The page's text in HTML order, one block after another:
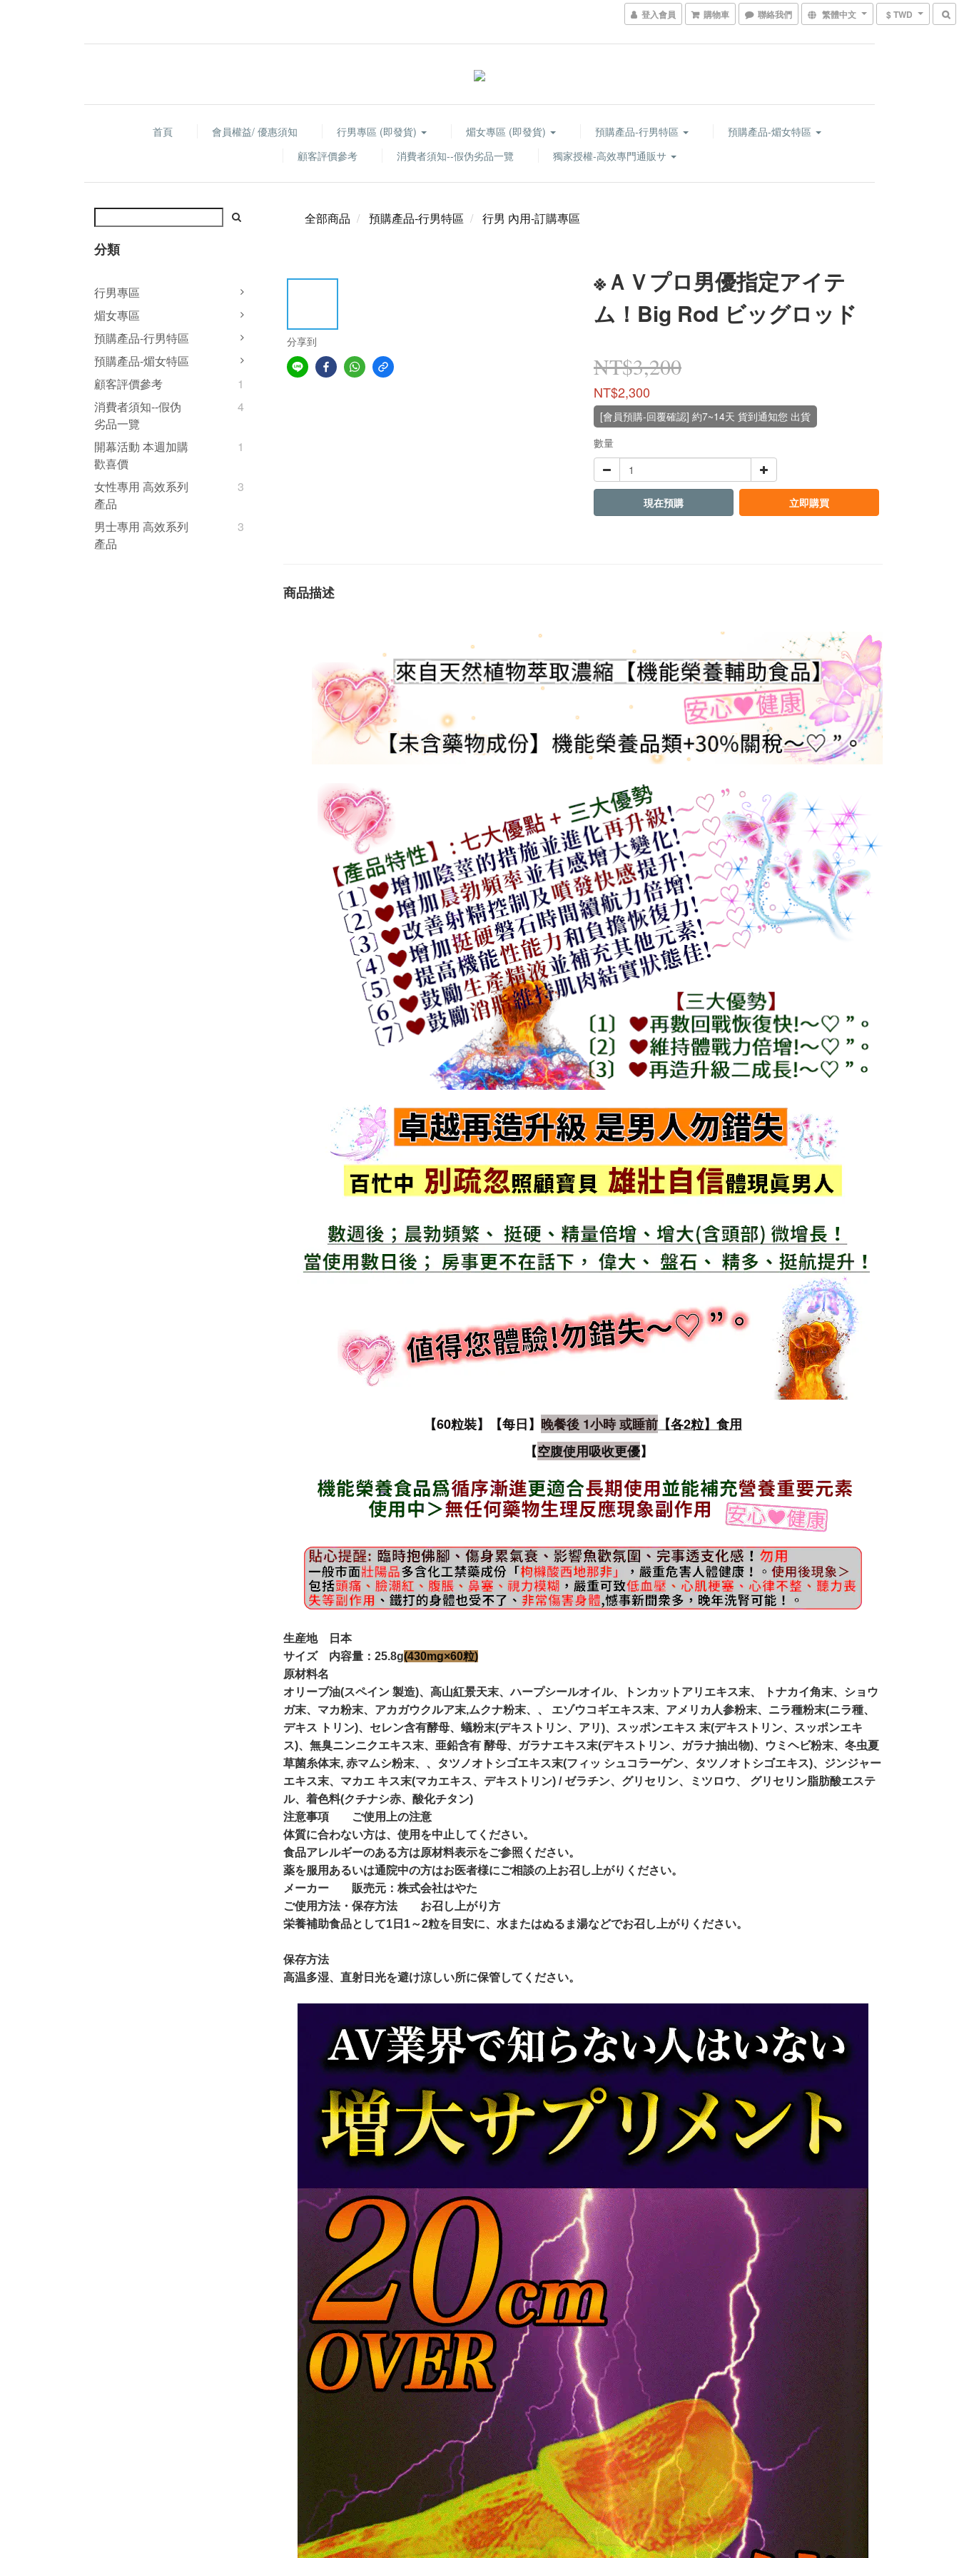
登入會員 購物車 聯絡我們 繁體中文 $ TWD
首頁 會員權益/ 優惠須知 行男專區 (即發貨) 煝女專區 (即發貨) 預購產品-行男特區
預購產品-煝女特區
顧客評價參考
消費者須知--假伪劣品一覽 獨家授權-高效專門通販サ
分類
行男專區
煝女專區
預購產品-行男特區
預購產品-煝女特區
顧客評價參考
1
消費者須知--假伪
劣品一覽
4
開幕活動 本週加購
歡喜價
1
女性專用 高效系列
產品
3
男士專用 高效系列
產品
3
全部商品 預購產品-行男特區 行男 內用-訂購專區
分享到
※ＡＶプロ男優指定アイテ
ム！Big Rod ビッグロッド
NT$3,200
NT$2,300
[會員預購-回覆確認] 約7~14天 貨到通知您 出貨
數量
現在預購 立即購買
商品描述
【60粒裝】【每日】 晚餐後 1小時 或睡前 【各2粒】 食用
【空腹使用吸收更優】
生産地
日本
サイズ
内容量：25.8g(430mg×60粒)
原材料名
オリーブ油(スペイン 製造)、高山紅景天末、ハープシールオイル、トンカットアリエキス末、 トナカイ角末、ショウ
ガ末、マカ粉末、アカガウクルア末,ムクナ粉末、、 エゾウコギエキス末、アメリカ人参粉末、ニラ種粉末(ニラ種、
デキス トリン)、セレン含有酵母、蟻粉末(デキストリン、アリ)、スッポンエキス 末(デキストリン、スッポンエキ
ス)、無臭ニンニクエキス末、亜鉛含有 酵母、ガラナエキス末(デキストリン、ガラナ抽出物)、ウミヘビ粉末、冬虫夏
草菌糸体末, 赤マムシ粉末、、タツノオトシゴエキス末(フィッ シュコラーゲン、タツノオトシゴエキス)、ジンジャー
エキス末、マカエ キス末(マカエキス、デキストリン) / ゼラチン、グリセリン、ミツロウ、 グリセリン脂肪酸エステ
ル、着色料(クチナシ赤、酸化チタン)
注意事項
ご使用上の注意
体質に合わない方は、使用を中止してください。
食品アレルギーのある方は原材料表示をご参照ください。
薬を服用あるいは通院中の方はお医者様にご相談の上お召し上がりください。
メーカー
販売元：株式会社はやた
ご使用方法・保存方法
お召し上がり方
栄養補助食品として1日1～2粒を目安に、水またはぬるま湯などでお召し上がりください。
保存方法
高温多湿、直射日光を避け涼しい所に保管してください。